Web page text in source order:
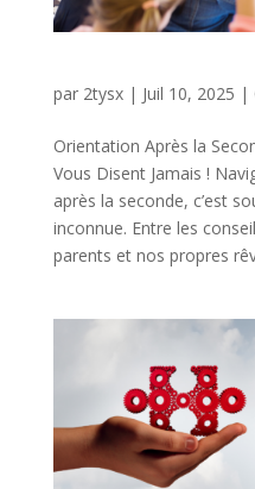
par 2tysx| Juil 10, 2025 |
Orientation Après la
Vous Disent Jamais !
après la seconde, c’est
inconnue. Entre les
parents et nos propres